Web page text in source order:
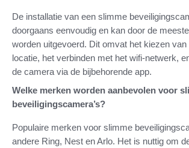
De installatie van een slimme
doorgaans eenvoudig en kan door de
worden uitgevoerd. Dit omvat het kiezen
locatie, het verbinden met het wifi-netwerk,
de camera via de bijbehorende app.
Welke merken worden aanbevolen voor
beveiligingscamera’s?
Populaire merken voor slimme
andere Ring, Nest en Arlo. Het is nuttig om